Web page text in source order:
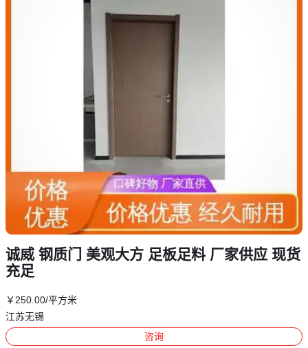
诚威 钢质门 美观大方 足板足料 厂家供应 现货
充足
￥ 250 .00/平方米
江苏无锡
咨询